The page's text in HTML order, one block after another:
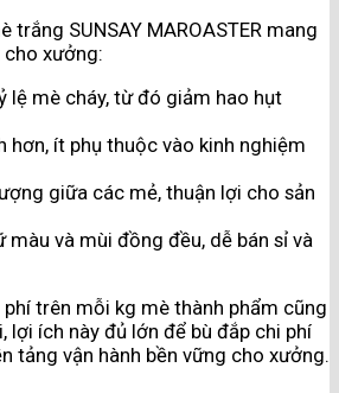
trắng SUNSAY MAROASTER mang
xưởng:
lệ mè cháy, từ đó giảm hao hụt
hơn, ít phụ thuộc vào kinh nghiệm
giữa các mẻ, thuận lợi cho sản
màu và mùi đồng đều, dễ bán sỉ và
trên mỗi kg mè thành phẩm cũng
lợi ích này đủ lớn để bù đắp chi phí
tảng vận hành bền vững cho xưởng.